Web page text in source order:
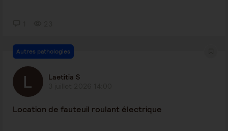
Autres pathologies
Laetitia S
Location de fauteuil roulant électrique